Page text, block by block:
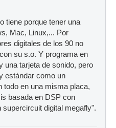
tiene porque tener una
Mac, Linux,... Por
digitales de los 90 no
su s.o. Y programa en
una tarjeta de sonido, pero
estándar como un
todo en una misma placa,
basada en DSP con
digital megafly".